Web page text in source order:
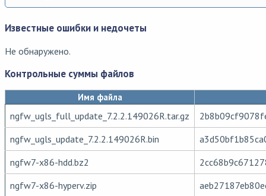
Известные ошибки и недочеты
Не обнаружено.
Контрольные суммы файлов
Имя файла
ngfw_ugls_full_update_7.2.2.149026R.tar.gz
ngfw_ugls_update_7.2.2.149026R.bin
ngfw7-x86-hdd.bz2
ngfw7-x86-hyperv.zip